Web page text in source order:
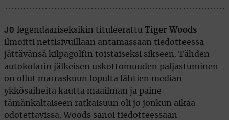
JO legendaariseksikin tituleerattu Tiger Woods
ilmoitti nettisivuillaan antamassaan tiedotteessa
jättävänsä kilpagolfin toistaiseksi sikseen. Tähden
autokolarin jälkeisen uskottomuuden paljastuminen
on ollut marraskuun lopulta lähtien median
ykkösaiheita kautta maailman ja paine
tämänkaltaiseen ratkaisuun oli jo jonkun aikaa
odotettavissa. Woods sanoi tiedotteessaan